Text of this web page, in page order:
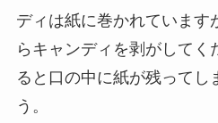
ディは紙に巻かれています
らキャンディを剥がしてく
ると口の中に紙が残ってし
う。